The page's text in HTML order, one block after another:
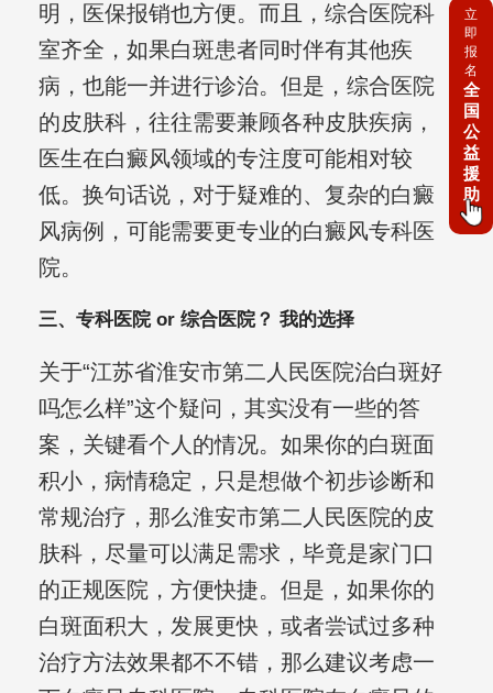
明，医保报销也方便。而且，综合医院科
室齐全，如果白斑患者同时伴有其他疾
病，也能一并进行诊治。但是，综合医院
的皮肤科，往往需要兼顾各种皮肤疾病，
医生在白癜风领域的专注度可能相对较
低。换句话说，对于疑难的、复杂的白癜
风病例，可能需要更专业的白癜风专科医
院。
三、专科医院 or 综合医院？ 我的选择
关于“江苏省淮安市第二人民医院治白斑好
吗怎么样”这个疑问，其实没有一些的答
案，关键看个人的情况。如果你的白斑面
积小，病情稳定，只是想做个初步诊断和
常规治疗，那么淮安市第二人民医院的皮
肤科，尽量可以满足需求，毕竟是家门口
的正规医院，方便快捷。但是，如果你的
白斑面积大，发展更快，或者尝试过多种
治疗方法效果都不不错，那么建议考虑一
立
即
报
名
全
国
公
益
援
助